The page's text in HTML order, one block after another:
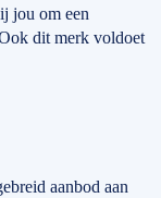
jou om een
dit merk voldoet
aanbod aan